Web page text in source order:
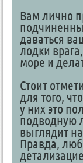
Вам лично
даваться
лодки
море и
Стоит
для того,
у них это
подводную
выглядит
Правда,